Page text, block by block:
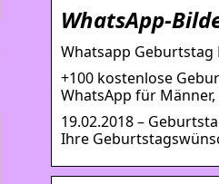
WhatsApp-
Whatsapp
+100 kostenlose
WhatsApp für
19.02.2018 –
Ihre